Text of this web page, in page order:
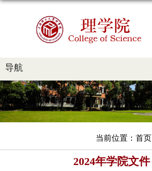
导航
当前位置： 首页
2024年学院文件